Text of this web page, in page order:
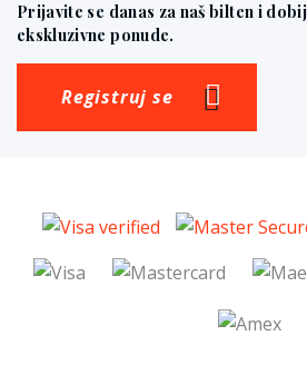
Prijavite se danas za naš bilten i
ekskluzivne ponude.
Registruj se